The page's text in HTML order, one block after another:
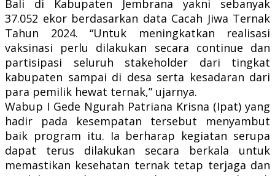
Bali di Kabupaten Jembrana yakni sebanyak
37.052 ekor berdasarkan data Cacah Jiwa Ternak
Tahun 2024. “Untuk meningkatkan realisasi
vaksinasi perlu dilakukan secara continue dan
partisipasi seluruh stakeholder dari tingkat
kabupaten sampai di desa serta kesadaran dari
para pemilik hewat ternak,” ujarnya.
Wabup I Gede Ngurah Patriana Krisna (Ipat) yang
hadir pada kesempatan tersebut menyambut
baik program itu. Ia berharap kegiatan serupa
dapat terus dilakukan secara berkala untuk
memastikan kesehatan ternak tetap terjaga dan